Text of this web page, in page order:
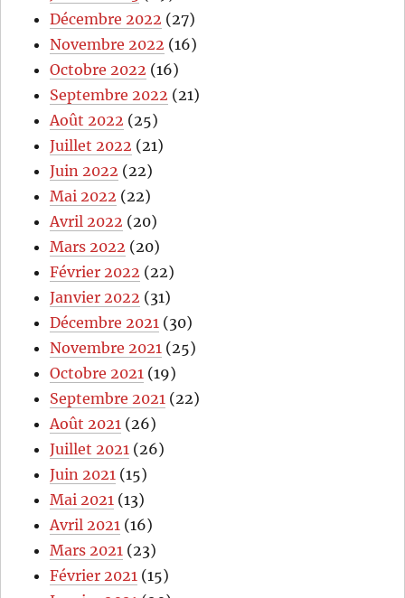
Décembre 2022 (27)
Novembre 2022 (16)
Octobre 2022 (16)
Septembre 2022 (21)
Août 2022 (25)
Juillet 2022 (21)
Juin 2022 (22)
Mai 2022 (22)
Avril 2022 (20)
Mars 2022 (20)
Février 2022 (22)
Janvier 2022 (31)
Décembre 2021 (30)
Novembre 2021 (25)
Octobre 2021 (19)
Septembre 2021 (22)
Août 2021 (26)
Juillet 2021 (26)
Juin 2021 (15)
Mai 2021 (13)
Avril 2021 (16)
Mars 2021 (23)
Février 2021 (15)